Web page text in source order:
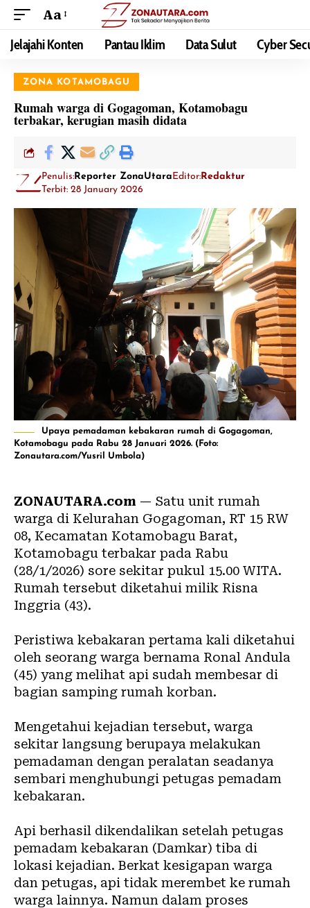
Aa
Jelajahi Konten Pantau Iklim Data Sulut Cyber
ZONA KOTAMOBAGU
Rumah warga di Gogagoman, Kotamobagu
terbakar, kerugian masih didata
Penulis:Reporter ZonaUtaraEditor:Redaktur
Terbit: 28 January 2026
Upaya pemadaman kebakaran rumah di Gogagoman,
Kotamobagu pada Rabu 28 Januari 2026. (Foto:
Zonautara.com/Yusril Umbola)
ZONAUTARA.com — Satu unit rumah
warga di Kelurahan Gogagoman, RT 15 RW
08, Kecamatan Kotamobagu Barat,
Kotamobagu terbakar pada Rabu
(28/1/2026) sore sekitar pukul 15.00 WITA.
Rumah tersebut diketahui milik Risna
Inggria (43).
‎Peristiwa kebakaran pertama kali diketahui
oleh seorang warga bernama Ronal Andula
(45) yang melihat api sudah membesar di
bagian samping rumah korban.
Mengetahui kejadian tersebut, warga
sekitar langsung berupaya melakukan
pemadaman dengan peralatan seadanya
sembari menghubungi petugas pemadam
kebakaran.
‎Api berhasil dikendalikan setelah petugas
pemadam kebakaran (Damkar) tiba di
lokasi kejadian. Berkat kesigapan warga
dan petugas, api tidak merembet ke rumah
warga lainnya. Namun dalam proses